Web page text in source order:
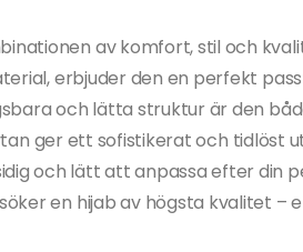
av komfort, stil och
erbjuder den en perfekt
och lätta struktur är den
ger ett sofistikerat och tidlöst
och lätt att anpassa efter din
en hijab av högsta kvalitet –